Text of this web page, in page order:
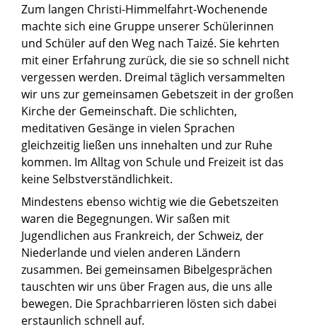
Zum langen Christi-Himmelfahrt-Wochenende
machte sich eine Gruppe unserer Schülerinnen
und Schüler auf den Weg nach Taizé. Sie kehrten
mit einer Erfahrung zurück, die sie so schnell nicht
vergessen werden. Dreimal täglich versammelten
wir uns zur gemeinsamen Gebetszeit in der großen
Kirche der Gemeinschaft. Die schlichten,
meditativen Gesänge in vielen Sprachen
gleichzeitig ließen uns innehalten und zur Ruhe
kommen. Im Alltag von Schule und Freizeit ist das
keine Selbstverständlichkeit.
Mindestens ebenso wichtig wie die Gebetszeiten
waren die Begegnungen. Wir saßen mit
Jugendlichen aus Frankreich, der Schweiz, der
Niederlande und vielen anderen Ländern
zusammen. Bei gemeinsamen Bibelgesprächen
tauschten wir uns über Fragen aus, die uns alle
bewegen. Die Sprachbarrieren lösten sich dabei
erstaunlich schnell auf.